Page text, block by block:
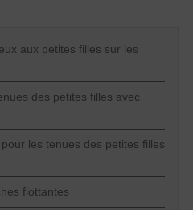
aux petites filles sur les
des petites filles avec
les tenues des petites filles
flottantes